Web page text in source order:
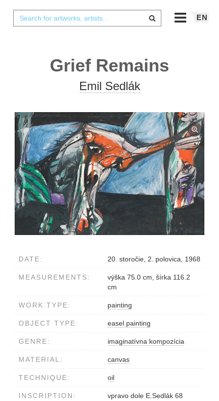
EN
Grief Remains
Emil Sedlák
DATE: 20. storočie, 2. polovica, 1968
MEASUREMENTS:
výška 75.0 cm, šírka 116.2
cm
WORK TYPE: painting
OBJECT TYPE: easel painting
GENRE: imaginatívna kompozícia
MATERIAL: canvas
TECHNIQUE: oil
INSCRIPTION: vpravo dole E.Sedlák 68